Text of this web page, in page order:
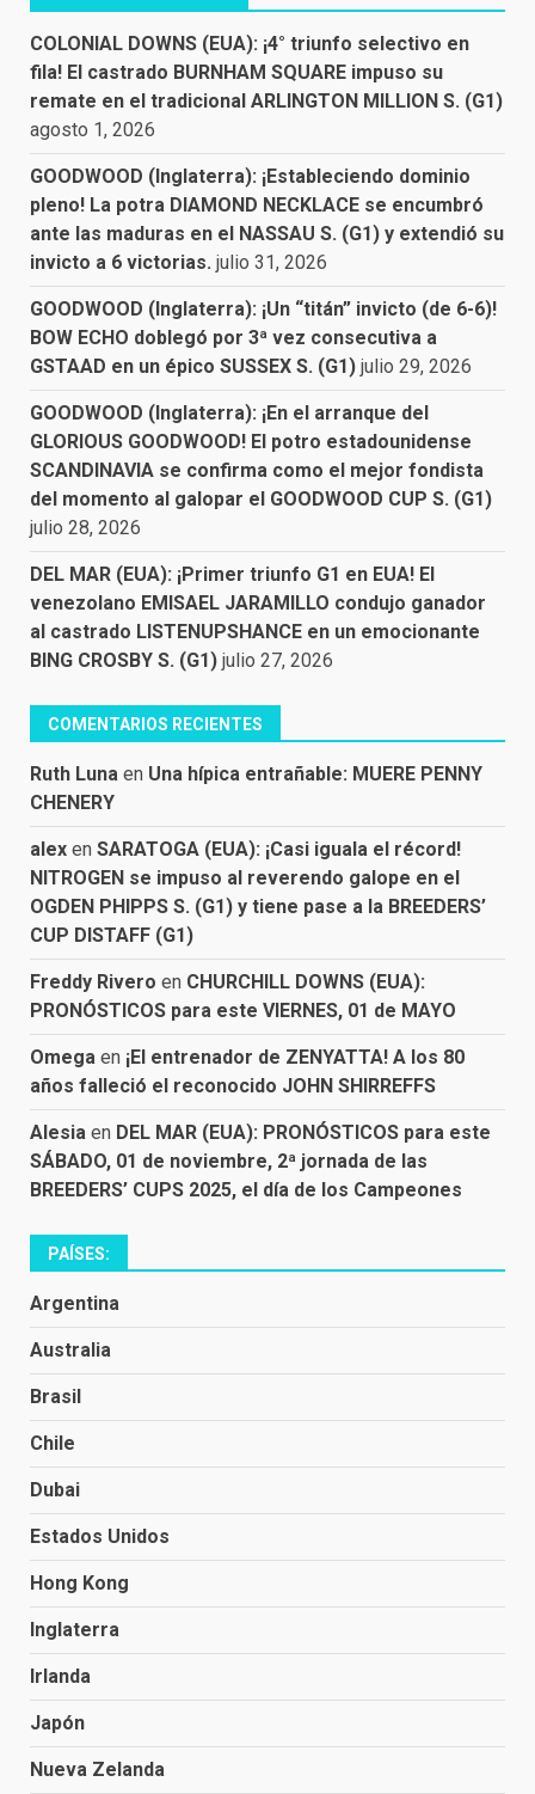
COLONIAL DOWNS (EUA): ¡4° triunfo selectivo en
fila! El castrado BURNHAM SQUARE impuso su
remate en el tradicional ARLINGTON MILLION S. (G1)
agosto 1, 2026
GOODWOOD (Inglaterra): ¡Estableciendo dominio
pleno! La potra DIAMOND NECKLACE se encumbró
ante las maduras en el NASSAU S. (G1) y extendió su
invicto a 6 victorias. julio 31, 2026
GOODWOOD (Inglaterra): ¡Un “titán” invicto (de 6-6)!
BOW ECHO doblegó por 3ª vez consecutiva a
GSTAAD en un épico SUSSEX S. (G1) julio 29, 2026
GOODWOOD (Inglaterra): ¡En el arranque del
GLORIOUS GOODWOOD! El potro estadounidense
SCANDINAVIA se confirma como el mejor fondista
del momento al galopar el GOODWOOD CUP S. (G1)
julio 28, 2026
DEL MAR (EUA): ¡Primer triunfo G1 en EUA! El
venezolano EMISAEL JARAMILLO condujo ganador
al castrado LISTENUPSHANCE en un emocionante
BING CROSBY S. (G1) julio 27, 2026
COMENTARIOS RECIENTES
Ruth Luna en Una hípica entrañable: MUERE PENNY
CHENERY
alex en SARATOGA (EUA): ¡Casi iguala el récord!
NITROGEN se impuso al reverendo galope en el
OGDEN PHIPPS S. (G1) y tiene pase a la BREEDERS’
CUP DISTAFF (G1)
Freddy Rivero en CHURCHILL DOWNS (EUA):
PRONÓSTICOS para este VIERNES, 01 de MAYO
Omega en ¡El entrenador de ZENYATTA! A los 80
años falleció el reconocido JOHN SHIRREFFS
Alesia en DEL MAR (EUA): PRONÓSTICOS para este
SÁBADO, 01 de noviembre, 2ª jornada de las
BREEDERS’ CUPS 2025, el día de los Campeones
PAÍSES:
Argentina
Australia
Brasil
Chile
Dubai
Estados Unidos
Hong Kong
Inglaterra
Irlanda
Japón
Nueva Zelanda